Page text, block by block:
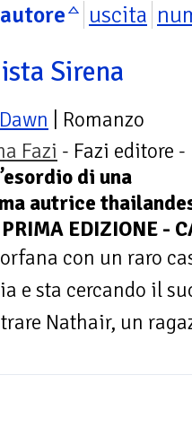
autore uscita
Sirena
| Romanzo
Fazi - Fazi editore -
di una
autrice
EDIZIONE -
con un raro
e sta cercando il
Nathair, un